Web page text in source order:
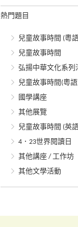
熱門題目
兒童故事時間 (粵
兒童故事時間
弘揚中華文化系列
兒童故事時間(粵
國學講座
其他展覽
兒童故事時間 (英
4．23世界閱讀日
其他講座 / 工作坊
其他文學活動